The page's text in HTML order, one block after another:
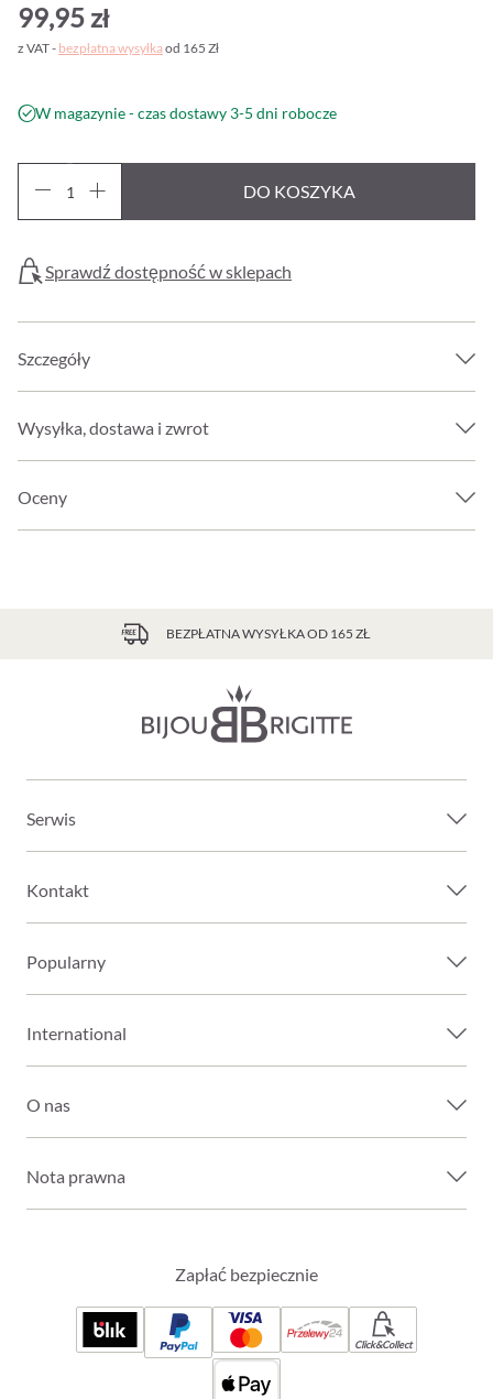
99,95 zł
z VAT - bezpłatna wysyłkaod 165 Zł
W magazynie - czas dostawy 3-5 dni robocze
DO KOSZYKA
Sprawdź dostępność w sklepach
Szczegóły
Wysyłka, dostawa i zwrot
Oceny
BEZPŁATNA WYSYŁKA OD 165 ZŁ
Serwis
Kontakt
Popularny
International
O nas
Nota prawna
Zapłać bezpiecznie
Click&Collect